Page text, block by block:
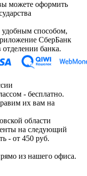
можете оформить
способом,
СберБанк
банка.
- бесплатно.
их вам на
области
на следующий
- от 450 руб.
из нашего офиса.